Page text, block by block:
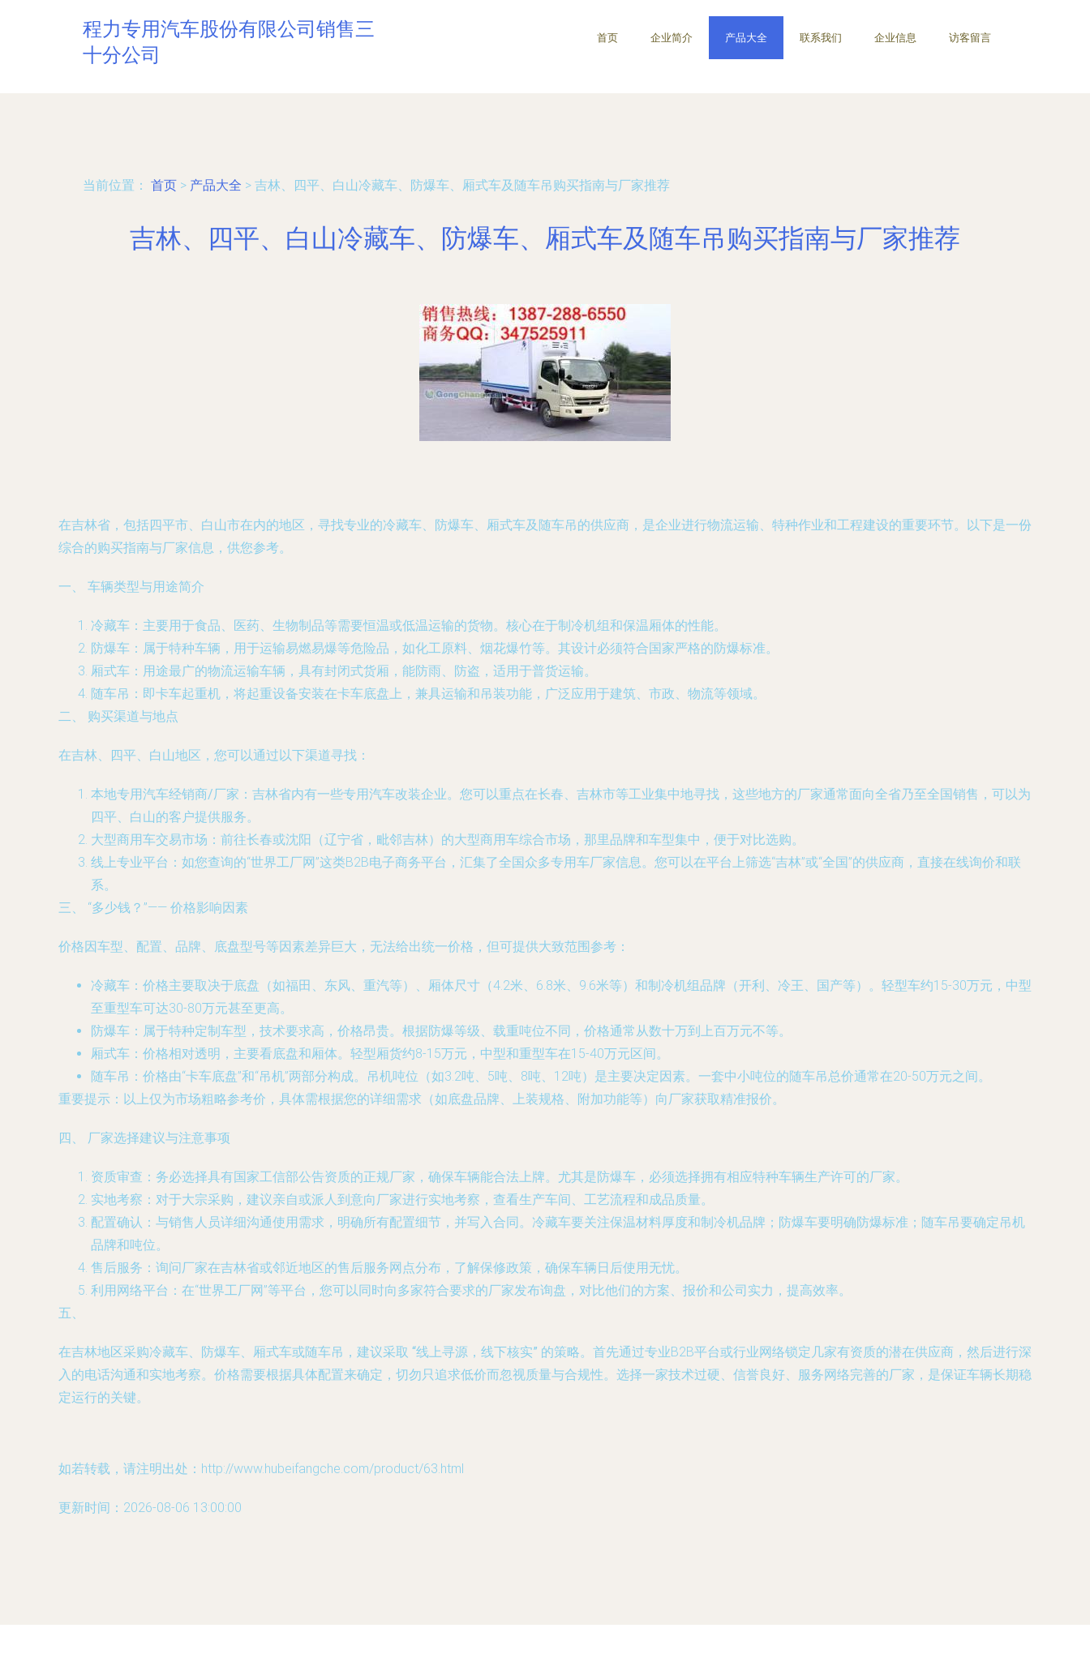
程力专用汽车股份有限公司销售三
十分公司
首页 企业简介 产品大全 联系我们 企业信息 访客留言
当前位置： 首页 > 产品大全 > 吉林、四平、白山冷藏车、防爆车、厢式车及随车吊购买指南与厂家推荐
吉林、四平、白山冷藏车、防爆车、厢式车及随车吊购买指南与厂家推荐
在吉林省，包括四平市、白山市在内的地区，寻找专业的冷藏车、防爆车、厢式车及随车吊的供应商，是企业进行物流运输、特种作业和工程建设的重要环节。以下是一份
综合的购买指南与厂家信息，供您参考。
一、 车辆类型与用途简介
冷藏车 ：主要用于食品、医药、生物制品等需要恒温或低温运输的货物。核心在于制冷机组和保温厢体的性能。
防爆车 ：属于特种车辆，用于运输易燃易爆等危险品，如化工原料、烟花爆竹等。其设计必须符合国家严格的防爆标准。
厢式车 ：用途最广的物流运输车辆，具有封闭式货厢，能防雨、防盗，适用于普货运输。
随车吊 ：即卡车起重机，将起重设备安装在卡车底盘上，兼具运输和吊装功能，广泛应用于建筑、市政、物流等领域。
二、 购买渠道与地点
在吉林、四平、白山地区，您可以通过以下渠道寻找：
本地专用汽车经销商/厂家 ：吉林省内有一些专用汽车改装企业。您可以重点在长春、吉林市等工业集中地寻找，这些地方的厂家通常面向全省乃至全国销售，可以为
四平、白山的客户提供服务。
大型商用车交易市场 ：前往长春或沈阳（辽宁省，毗邻吉林）的大型商用车综合市场，那里品牌和车型集中，便于对比选购。
线上专业平台 ：如您查询的“世界工厂网”这类B2B电子商务平台，汇集了全国众多专用车厂家信息。您可以在平台上筛选“吉林”或“全国”的供应商，直接在线询价和联
系。
三、 “多少钱？”—— 价格影响因素
价格因车型、配置、品牌、底盘型号等因素差异巨大，无法给出统一价格，但可提供大致范围参考：
冷藏车 ：价格主要取决于底盘（如福田、东风、重汽等）、厢体尺寸（4.2米、6.8米、9.6米等）和制冷机组品牌（开利、冷王、国产等）。轻型车约15-30万元，中型
至重型车可达30-80万元甚至更高。
防爆车 ：属于特种定制车型，技术要求高，价格昂贵。根据防爆等级、载重吨位不同，价格通常从数十万到上百万元不等。
厢式车 ：价格相对透明，主要看底盘和厢体。轻型厢货约8-15万元，中型和重型车在15-40万元区间。
随车吊 ：价格由“卡车底盘”和“吊机”两部分构成。吊机吨位（如3.2吨、5吨、8吨、12吨）是主要决定因素。一套中小吨位的随车吊总价通常在20-50万元之间。
重要提示 ：以上仅为市场粗略参考价，具体需根据您的详细需求（如底盘品牌、上装规格、附加功能等）向厂家获取精准报价。
四、 厂家选择建议与注意事项
资质审查 ：务必选择具有国家工信部公告资质的正规厂家，确保车辆能合法上牌。尤其是防爆车，必须选择拥有相应特种车辆生产许可的厂家。
实地考察 ：对于大宗采购，建议亲自或派人到意向厂家进行实地考察，查看生产车间、工艺流程和成品质量。
配置确认 ：与销售人员详细沟通使用需求，明确所有配置细节，并写入合同。冷藏车要关注保温材料厚度和制冷机品牌；防爆车要明确防爆标准；随车吊要确定吊机
品牌和吨位。
售后服务 ：询问厂家在吉林省或邻近地区的售后服务网点分布，了解保修政策，确保车辆日后使用无忧。
利用网络平台 ：在“世界工厂网”等平台，您可以同时向多家符合要求的厂家发布询盘，对比他们的方案、报价和公司实力，提高效率。
五、
在吉林地区采购冷藏车、防爆车、厢式车或随车吊，建议采取 “线上寻源，线下核实” 的策略。首先通过专业B2B平台或行业网络锁定几家有资质的潜在供应商，然后进行深
入的电话沟通和实地考察。价格需要根据具体配置来确定，切勿只追求低价而忽视质量与合规性。选择一家技术过硬、信誉良好、服务网络完善的厂家，是保证车辆长期稳
定运行的关键。
如若转载，请注明出处：http://www.hubeifangche.com/product/63.html
更新时间：2026-08-06 13:00:00